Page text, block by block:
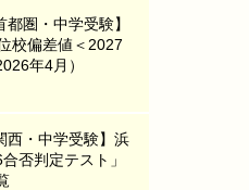
都圏・中学受験】
校偏差値＜2027
年4月）
西・中学受験】浜
否判定テスト」